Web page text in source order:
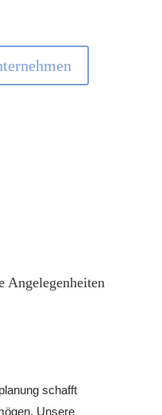
Angelegenheiten
schafft
Unsere